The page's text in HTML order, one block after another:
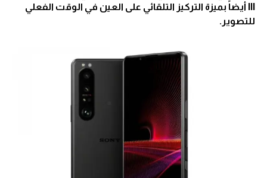
III أيضاً بميزة التركيز التلقائي على العين في الوقت الفعلي
للتصوير.